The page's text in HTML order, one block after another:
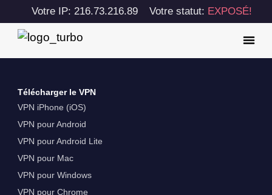
Votre IP: 216.73.216.89 Votre statut: EXPOSÉ!
Télécharger le VPN
VPN iPhone (iOS)
VPN pour Android
VPN pour Android Lite
VPN pour Mac
VPN pour Windows
VPN pour Chrome